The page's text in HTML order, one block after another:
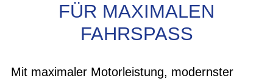
FÜR MAXIMALEN
FAHRSPASS
Mit maximaler Motorleistung, modernster